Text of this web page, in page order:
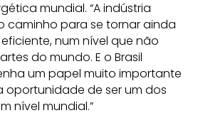
mundial. “A indústria
caminho para se tornar ainda
num nível que não
do mundo. E o Brasil
um papel muito importante
oportunidade de ser um dos
nível mundial.”